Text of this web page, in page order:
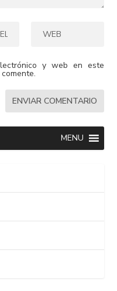
y web en este
MENU